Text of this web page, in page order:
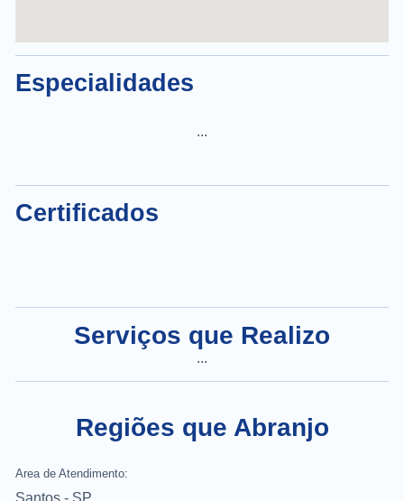
Especialidades
...
Certificados
Serviços que Realizo
...
Regiões que Abranjo
Area de Atendimento:
Santos - SP